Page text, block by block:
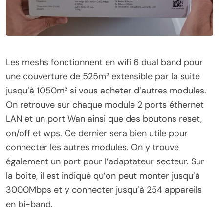
Les meshs fonctionnent en wifi 6 dual band pour
une couverture de 525m² extensible par la suite
jusqu’à 1050m² si vous acheter d’autres modules.
On retrouve sur chaque module 2 ports éthernet
LAN et un port Wan ainsi que des boutons reset,
on/off et wps. Ce dernier sera bien utile pour
connecter les autres modules. On y trouve
également un port pour l’adaptateur secteur. Sur
la boite, il est indiqué qu’on peut monter jusqu’à
3000Mbps et y connecter jusqu’à 254 appareils
en bi-band.